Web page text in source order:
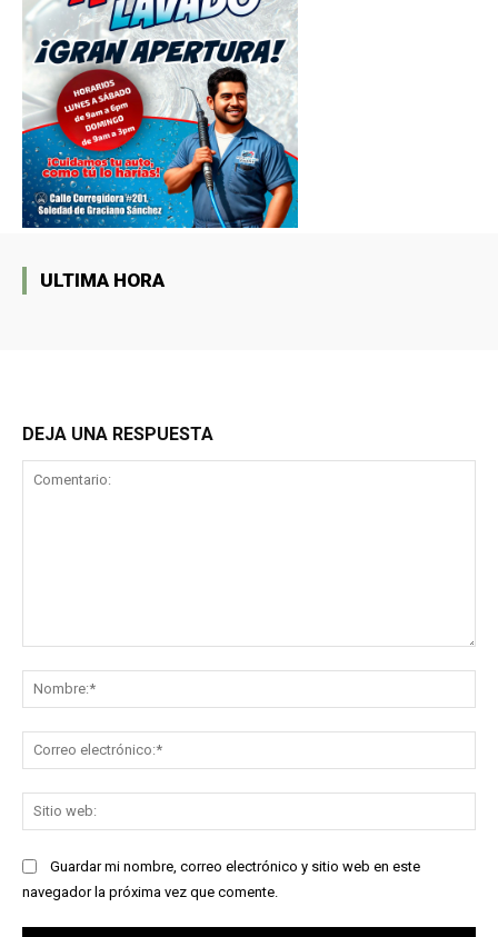
ULTIMA HORA
DEJA UNA RESPUESTA
Guardar mi nombre, correo electrónico y sitio web en este
navegador la próxima vez que comente.